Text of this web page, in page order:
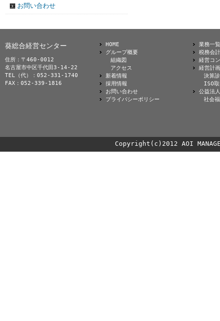
お問い合わせ
葵総合経営センター
住所：〒460-0012
名古屋市中区千代田3-14-22
TEL（代）：052-331-1740
FAX：052-339-1816
HOME
グループ概要
組織図
アクセス
新着情報
採用情報
お問い合わせ
プライバシーポリシー
業務一覧
税務会計
経営コ
経営計画
決算
ISO
公益法
社会
Copyright(c)2012 AOI